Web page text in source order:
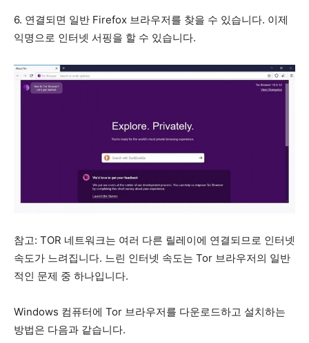
6. 연결되면 일반 Firefox 브라우저를 찾을 수 있습니다. 이제
익명으로 인터넷 서핑을 할 수 있습니다.
참고: TOR 네트워크는 여러 다른 릴레이에 연결되므로 인터넷
속도가 느려집니다. 느린 인터넷 속도는 Tor 브라우저의 일반
적인 문제 중 하나입니다.
Windows 컴퓨터에 Tor 브라우저를 다운로드하고 설치하는
방법은 다음과 같습니다.